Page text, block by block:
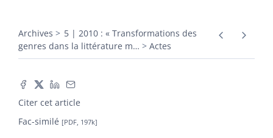
Archives
5 | 2010 : « Transformations des
genres dans la littérature m… Actes
Citer cet article
Fac-similé [PDF, 197k]